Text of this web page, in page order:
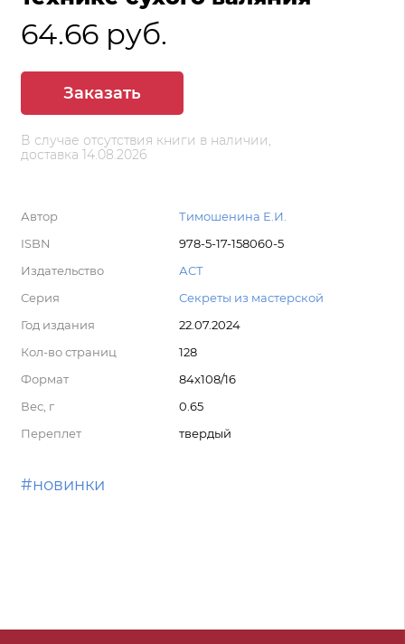
64.66 руб.
Заказать
В случае отсутствия книги в наличии,
доставка 14.08.2026
Автор
Тимошенина Е.И.
ISBN
978-5-17-158060-5
Издательство
АСТ
Серия
Секреты из мастерской
Год издания
22.07.2024
Кол-во страниц
128
Формат
84x108/16
Вес, г
0.65
Переплет
твердый
#новинки